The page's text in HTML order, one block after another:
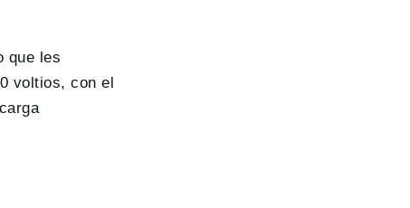
que les
voltios, con el